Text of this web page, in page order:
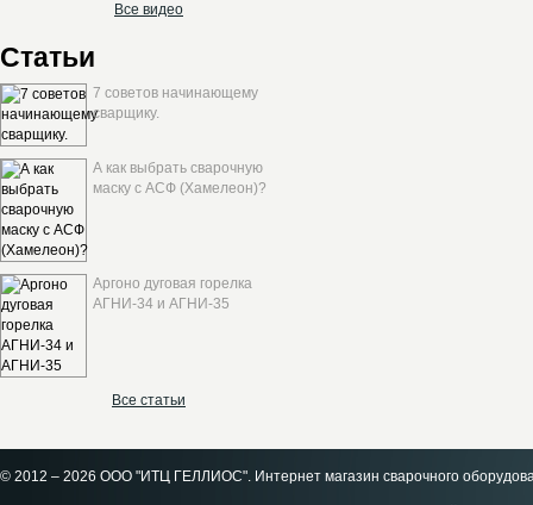
Все видео
Статьи
7 советов начинающему
сварщику.
А как выбрать сварочную
маску с АСФ (Хамелеон)?
Аргоно дуговая горелка
АГНИ-34 и АГНИ-35
Все статьи
© 2012 – 2026 ООО "ИТЦ ГЕЛЛИОС". Интернет магазин сварочного